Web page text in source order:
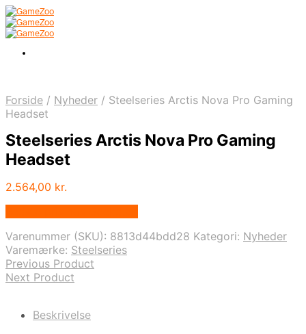
Forside / Nyheder / Steelseries Arctis Nova Pro Gaming
Headset
Steelseries Arctis Nova Pro Gaming
Headset
2.564,00 kr.
Varenummer (SKU): 8813d44bdd28 Kategori: Nyheder
Varemærke: Steelseries
Previous Product
Next Product
Beskrivelse